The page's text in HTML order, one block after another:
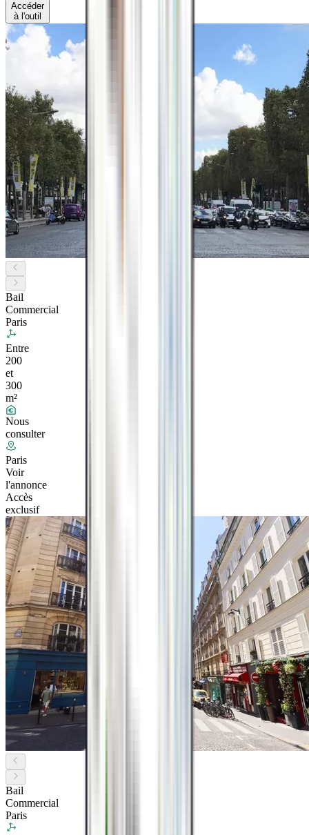
Accéder
à l'outil
Bail
Commercial
Paris
Entre
200
et
300
m²
Nous
consulter
Paris
Voir
l'annonce
Accès
exclusif
Bail
Commercial
Paris